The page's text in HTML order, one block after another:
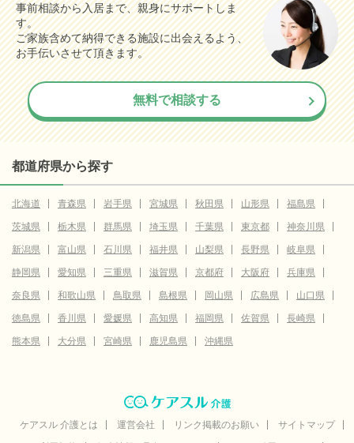
事前相談から入居まで、親身にサポートしま
す。
ご家族含めて納得できる施設に出会えるよう、
お手伝いさせて頂きます。
無料で相談する
都道府県から探す
北海道 青森県 岩手県 宮城県 秋田県 山形県
福島県
茨城県
栃木県 群馬県 埼玉県 千葉県 東京都
神奈川県
新潟県
富山県 石川県 福井県 山梨県 長野県
岐阜県
静岡県
愛知県 三重県 滋賀県 京都府 大阪府
兵庫県
奈良県
和歌山県 鳥取県 島根県 岡山県 広島県
山口県
徳島県
香川県 愛媛県 高知県 福岡県 佐賀県
長崎県
熊本県
大分県 宮崎県 鹿児島県 沖縄県
ケアスル 介護とは 運営会社 リンク掲載のお願い
サイトマップ